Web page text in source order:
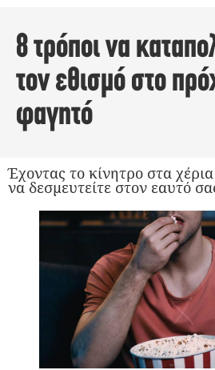
8 τρόποι να
τον εθισμό στο
φαγητό
Έχοντας το κίνητρο στα
να δεσμευτείτε στον εαυτό